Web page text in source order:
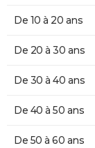
De 10 à 20 ans
De 20 à 30 ans
De 30 à 40 ans
De 40 à 50 ans
De 50 à 60 ans